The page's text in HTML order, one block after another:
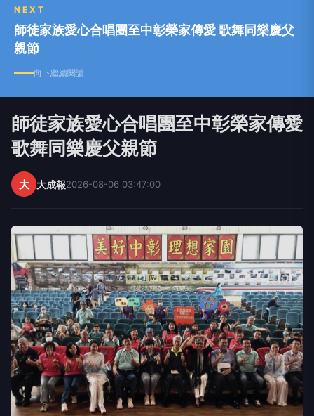
NEXT
師徒家族愛心合唱團至中彰榮家傳愛 歌舞同樂慶父
親節
向下繼續閱讀
師徒家族愛心合唱團至中彰榮家傳愛
歌舞同樂慶父親節
大 大成報2026-08-06 03:47:00